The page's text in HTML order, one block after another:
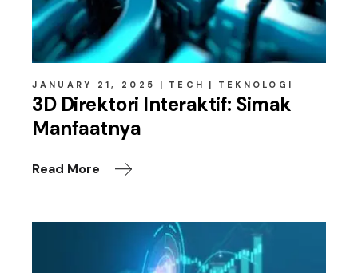
JANUARY 21, 2025 TECH TEKNOLOGI
3D Direktori Interaktif: Simak
Manfaatnya
Read More